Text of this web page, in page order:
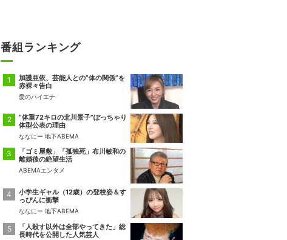
番組ランキング
加護亜依、芸能人との“体の関係”を
赤裸々告白
愛のハイエナ
“体重72キロの北川景子”ぽっちゃり
体型公表の理由
ななにー 地下ABEMA
「ゴミ屋敷」「孤独死」布川敏和の
離婚後の絶望生活
ABEMAエンタメ
小学生ギャル（12歳）の登校姿＆す
っぴんに衝撃
ななにー 地下ABEMA
「人殺す以外は全部やってきた」総
長時代を公開した人気芸人